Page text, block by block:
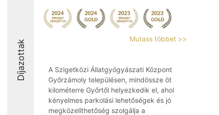
Díjazottak Mutass többet >>
A Szigetközi Állatgyógyászati Központ
Győrzámoly településen, mindössze öt
kilométerre Győrtől helyezkedik el, ahol
kényelmes parkolási lehetőségek és jó
megközelíthetőség szolgálja a